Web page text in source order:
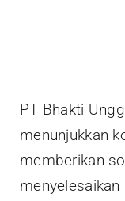
PT Bhakti
menunjukkan
memberikan